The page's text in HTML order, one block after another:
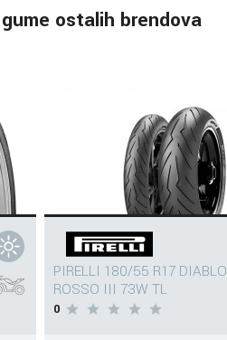
ostalih brendova
PIRELLI 180/55 R17 DIABLO
ROSSO III 73W TL
0